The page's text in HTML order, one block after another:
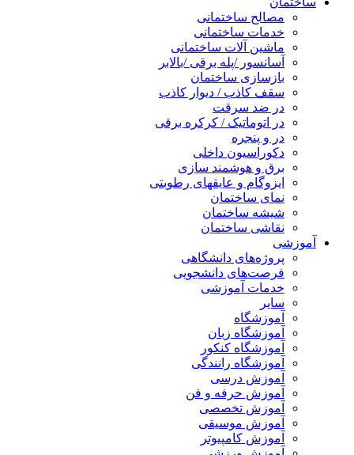
مصالح ساختمانی
خدمات ساختمانی
ماشین آلات ساختمانی
آسانسور /پله برقی /بالابر
بازسازی ساختمان
سقف کاذب / دیوار کاذب
در ضد سرقت
در اتوماتیک / کرکره برقی
در و پنجره
دکوراسیون داخلی
برق و هوشمند سازی
ایزوگام و عایقهای رطوبتی
نمای ساختمان
شیشه ساختمان
نقاشی ساختمان
آموزشی
پروژه‌های دانشگاهی
فرصت‌های دانشجویی
خدمات آموزشی
سایر
آموزشگاه
آموزشگاه زبان
آموزشگاه کنکور
آموزشگاه رانندگی
آموزش درسی
آموزش حرفه و فن
آموزش تخصصی
آموزش موسیقی
آموزش کامپیوتر